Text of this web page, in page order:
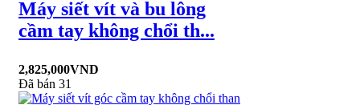
Máy siết vít và bu lông
cầm tay không chổi th...
2,825,000VND
Đã bán 31